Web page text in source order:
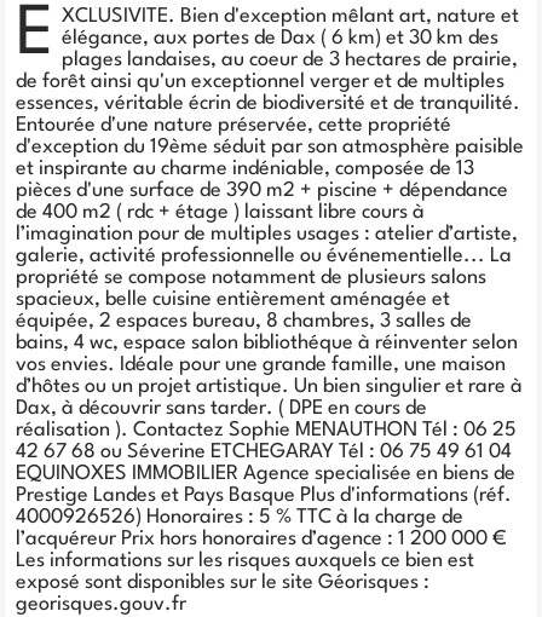
E
XCLUSIVITE. Bien d'exception mêlant art, nature et
élégance, aux portes de Dax ( 6 km) et 30 km des
plages landaises, au coeur de 3 hectares de prairie,
de forêt ainsi qu'un exceptionnel verger et de multiples
essences, véritable écrin de biodiversité et de tranquilité.
Entourée d'une nature préservée, cette propriété
d'exception du 19ème séduit par son atmosphère paisible
et inspirante au charme indéniable, composée de 13
pièces d'une surface de 390 m2 + piscine + dépendance
de 400 m2 ( rdc + étage ) laissant libre cours à
l’imagination pour de multiples usages : atelier d’artiste,
galerie, activité professionnelle ou événementielle... La
propriété se compose notamment de plusieurs salons
spacieux, belle cuisine entièrement aménagée et
équipée, 2 espaces bureau, 8 chambres, 3 salles de
bains, 4 wc, espace salon bibliothéque à réinventer selon
vos envies. Idéale pour une grande famille, une maison
d’hôtes ou un projet artistique. Un bien singulier et rare à
Dax, à découvrir sans tarder. ( DPE en cours de
réalisation ). Contactez Sophie MENAUTHON Tél : 06 25
42 67 68 ou Séverine ETCHEGARAY Tél : 06 75 49 61 04
EQUINOXES IMMOBILIER Agence specialisée en biens de
Prestige Landes et Pays Basque Plus d'informations (réf.
4000926526) Honoraires : 5 % TTC à la charge de
l’acquéreur Prix hors honoraires d’agence : 1 200 000 €
Les informations sur les risques auxquels ce bien est
exposé sont disponibles sur le site Géorisques :
georisques.gouv.fr